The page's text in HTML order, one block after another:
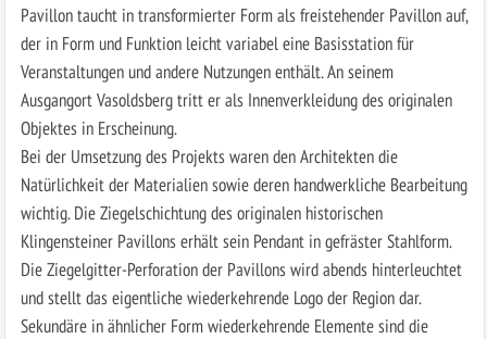
Pavillon taucht in transformierter Form als freistehender Pavillon auf,
der in Form und Funktion leicht variabel eine Basisstation für
Veranstaltungen und andere Nutzungen enthält. An seinem
Ausgangort Vasoldsberg tritt er als Innenverkleidung des originalen
Objektes in Erscheinung.
Bei der Umsetzung des Projekts waren den Architekten die
Natürlichkeit der Materialien sowie deren handwerkliche Bearbeitung
wichtig. Die Ziegelschichtung des originalen historischen
Klingensteiner Pavillons erhält sein Pendant in gefräster Stahlform.
Die Ziegelgitter-Perforation der Pavillons wird abends hinterleuchtet
und stellt das eigentliche wiederkehrende Logo der Region dar.
Sekundäre in ähnlicher Form wiederkehrende Elemente sind die